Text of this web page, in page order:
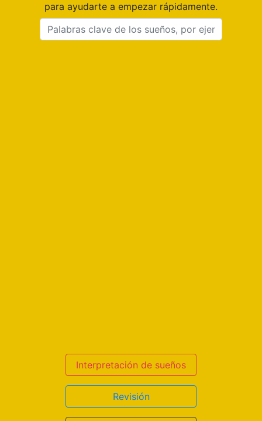
para ayudarte a empezar rápidamente.
Interpretación de sueños
Revisión